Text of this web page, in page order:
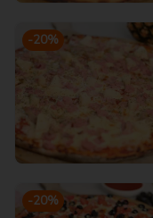
-20%
-20%